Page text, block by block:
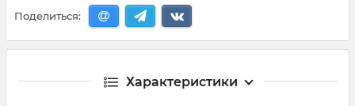
Поделиться:
Характеристики